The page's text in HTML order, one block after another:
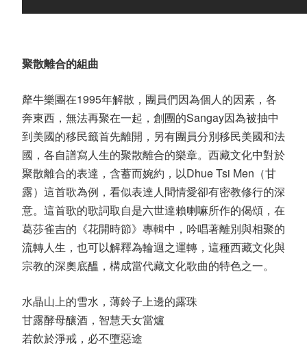
聚散離合的組曲
犛牛樂團在1995年解散，團員們因為個人的因素，各
奔東西，無法再聚在一起，創團的Sangay因為被抽中
到美國的移民籤首先離開，另有團員分別移民美國和法
國，各自譜寫人生的聚散離合的樂章。西藏文化中對於
聚散離合的表達，含蓄而婉約，以Dhue Tsi Men（甘
露）這首歌為例，看似表達人間情愛卻有密教修行的深
意。這首歌的歌詞取自是六世達賴喇嘛所作的偈頌，在
葛莎雀吉的《花開時節》專輯中，吟唱著離別與相聚的
流轉人生，也可以解釋為輪迴之運轉，這種西藏文化與
宗教的深奧底醞，構成當代藏文化歌曲的特色之一。
水晶山上的雪水，薄鈴子上邊的露珠
甘露酵母釀酒，智慧天女當爐
若飲於淨戒，必不墮惡途